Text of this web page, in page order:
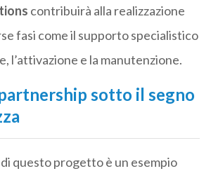
contribuirà alla realizzazione
fasi come il supporto specialistico
l’attivazione e la manutenzione.
sotto il segno
di questo progetto è un esempio